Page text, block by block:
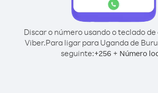
Discar o número usando o teclado
Viber.Para ligar para Uganda de
seguinte:+256 + Número